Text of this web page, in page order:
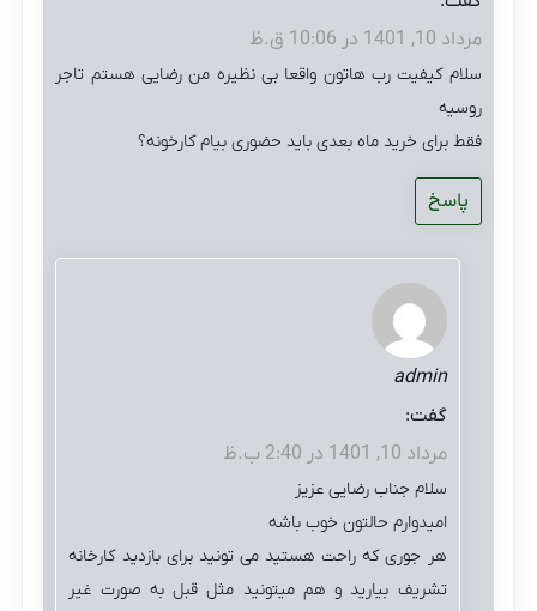
مرداد 10, 1401 در 10:06 ق.ظ
سلام کیفیت رب هاتون واقعا بی نظیره من رضایی هستم تاجر
روسیه
فقط برای خرید ماه بعدی باید حضوری بیام کارخونه؟
پاسخ
admin
گفت:
مرداد 10, 1401 در 2:40 ب.ظ
سلام جناب رضایی عزیز
امیدوارم حالتون خوب باشه
هر جوری که راحت هستید می تونید برای بازدید کارخانه
تشریف بیارید و هم میتونید مثل قبل به صورت غیر